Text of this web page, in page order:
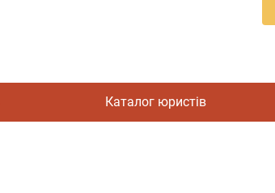
Каталог юристів